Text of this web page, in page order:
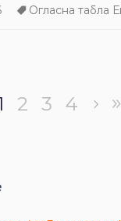
Огласна табла
2 3 4